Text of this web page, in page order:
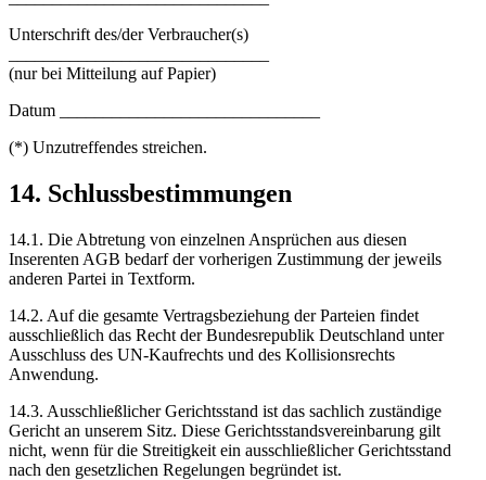
Unterschrift des/der Verbraucher(s)
(nur bei Mitteilung auf Papier)
Datum ______________________________
(*) Unzutreffendes streichen.
14. Schlussbestimmungen
14.1. Die Abtretung von einzelnen Ansprüchen aus diesen
Inserenten AGB bedarf der vorherigen Zustimmung der jeweils
anderen Partei in Textform.
14.2. Auf die gesamte Vertragsbeziehung der Parteien findet
ausschließlich das Recht der Bundesrepublik Deutschland unter
Ausschluss des UN-Kaufrechts und des Kollisionsrechts
Anwendung.
14.3. Ausschließlicher Gerichtsstand ist das sachlich zuständige
Gericht an unserem Sitz. Diese Gerichtsstandsvereinbarung gilt
nicht, wenn für die Streitigkeit ein ausschließlicher Gerichtsstand
nach den gesetzlichen Regelungen begründet ist.